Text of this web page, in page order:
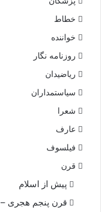
خطاط
خواننده
روزنامه نگار
ریاضیدان
سیاستمداران
شعرا
عارف
فیلسوف
قرن
پیش از اسلام
قرن پنجم هجری – ۳۸۸ الی ۴۸۵ شمسی